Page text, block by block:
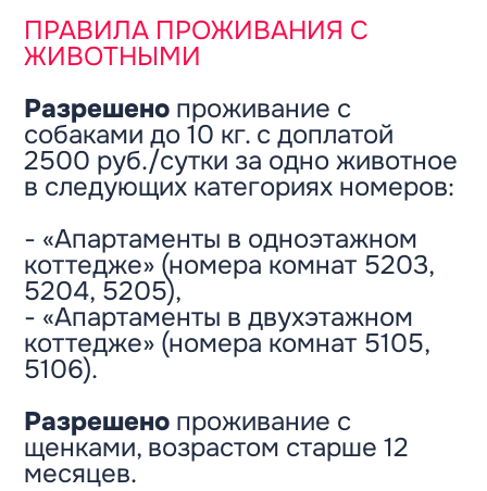
ПРАВИЛА ПРОЖИВАНИЯ С
ЖИВОТНЫМИ
Разрешено проживание с
собаками до 10 кг. с доплатой
2500 руб./сутки за одно животное
в следующих категориях номеров:
- «Апартаменты в одноэтажном
коттедже» (номера комнат 5203,
5204, 5205),
- «Апартаменты в двухэтажном
коттедже» (номера комнат 5105,
5106).
Разрешено проживание с
щенками, возрастом старше 12
месяцев.